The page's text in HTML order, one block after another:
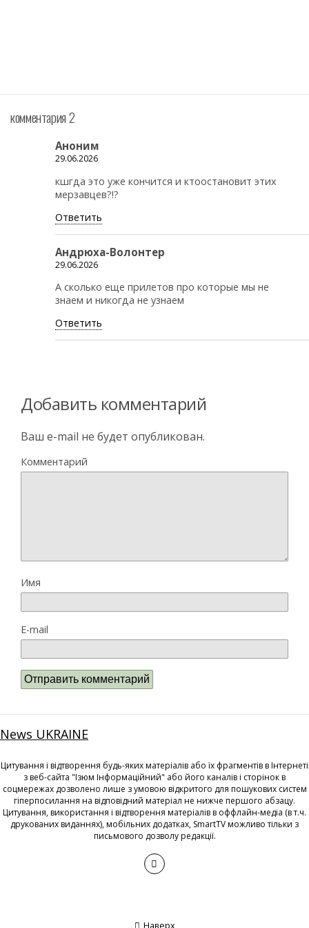
комментария 2
Аноним
29.06.2026
кшгда это уже кончится и ктоостановит этих
мерзавцев?!?
Ответить
Андрюха-Волонтер
29.06.2026
А сколько еще прилетов про которые мы не
знаем и никогда не узнаем
Ответить
Добавить комментарий
Ваш e-mail не будет опубликован.
Комментарий
Имя
E-mail
News UKRAINE
Цитування і відтворення будь-яких матеріалів або їх фрагментів в Інтернеті
з веб-сайта "Ізюм Інформаційний" або його каналів і сторінок в
соцмережах дозволено лише з умовою відкритого для пошукових систем
гіперпосилання на відповідний матеріал не нижче першого абзацу.
Цитування, використання і відтворення матеріалів в оффлайн-медіа (в т.ч.
друкованих виданнях), мобільних додатках, SmartTV можливо тільки з
письмового дозволу редакції.
Наверх